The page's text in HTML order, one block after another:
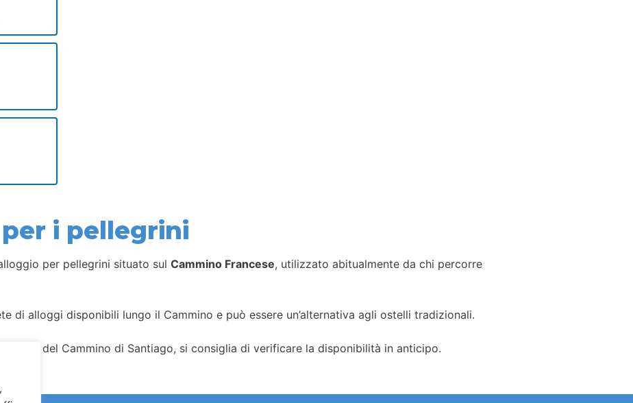
i pellegrini
per pellegrini situato sul Cammino Francese, utilizzato abitualmente da chi percorre
di alloggi disponibili lungo il Cammino e può essere un’alternativa agli ostelli tradizionali.
alloggi del Cammino di Santiago, si consiglia di verificare la disponibilità in anticipo.